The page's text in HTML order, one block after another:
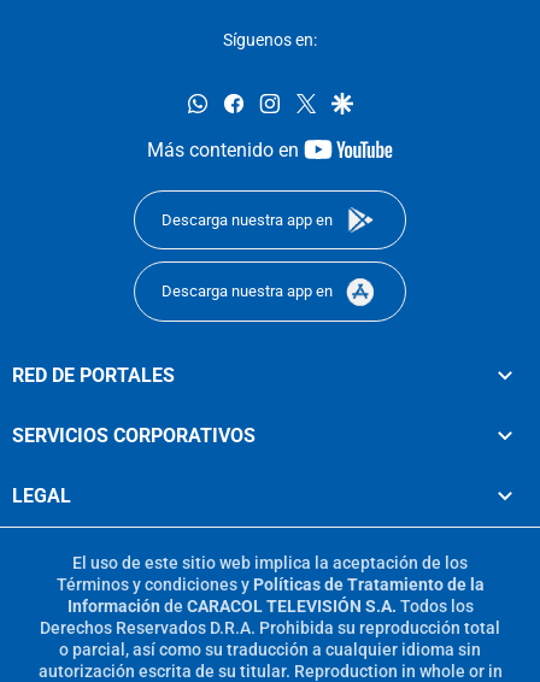
Síguenos en:
whatsappfacebookinstagram
twittergoogle
Más contenido en
youtube-
Descarga nuestra app en
Descarga nuestra app en
RED DE PORTALES
SERVICIOS CORPORATIVOS
LEGAL
El uso de este sitio web implica la aceptación de los
Términos y condicionesy Políticas de Tratamiento de la
Información de CARACOL TELEVISIÓN S.A. Todos los
Derechos Reservados D.R.A. Prohibida su reproducción total
o parcial, así como su traducción a cualquier idioma sin
autorización escrita de su titular. Reproduction in whole or in